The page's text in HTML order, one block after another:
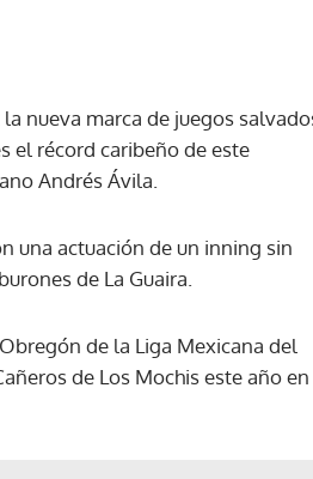
nueva marca de juegos
el récord caribeño de este
Andrés Ávila.
una actuación de un inning sin
de La Guaira.
de la Liga Mexicana del
de Los Mochis este año en